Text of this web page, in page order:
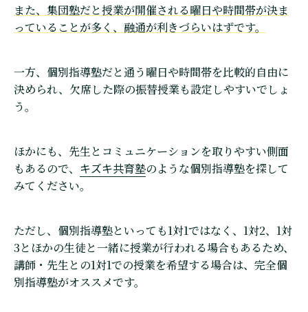
また、集団塾だと授業が開催される曜日や時間帯が決ま
っていることが多く、融通が利きづらいはずです。
一方、個別指導塾だと通う曜日や時間帯を比較的自由に
決められ、欠席した際の振替授業も設定しやすいでしょ
う。
ほかにも、先生とコミュニケーションを取りやすい側面
もあるので、 キズキ共育塾のような個別指導塾を探して
みてください。
ただし、個別指導塾といっても1対1ではなく、1対2、1対
3とほかの生徒と一緒に授業が行われる場合もあるため、
講師・先生との1対1での授業を希望する場合は、完全個
別指導塾がオススメです。